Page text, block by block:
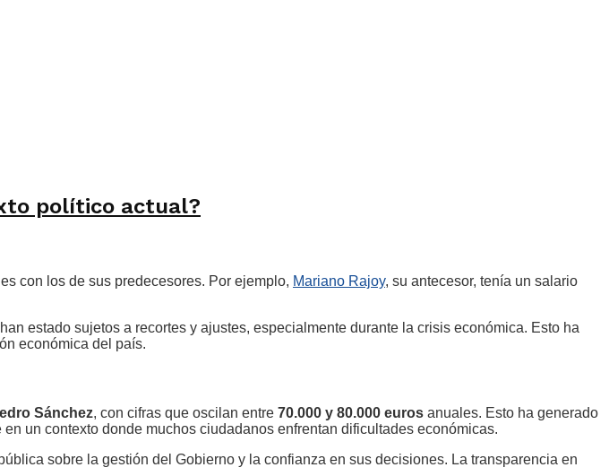
político actual?
con los de sus predecesores. Por ejemplo, Mariano Rajoy, su antecesor, tenía un salario
estado sujetos a recortes y ajustes, especialmente durante la crisis económica. Esto ha
económica del país.
Sánchez, con cifras que oscilan entre 70.000 y 80.000 euros anuales. Esto ha generado
un contexto donde muchos ciudadanos enfrentan dificultades económicas.
sobre la gestión del Gobierno y la confianza en sus decisiones. La transparencia en